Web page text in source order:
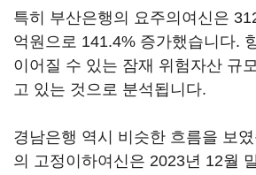
특히 부산은행의 요주의여신은
억원으로 141.4% 증가했습니다.
이어질 수 있는 잠재 위험자산 규
고 있는 것으로 분석됩니다.
경남은행 역시 비슷한 흐름을 보
의 고정이하여신은 2023년 12월